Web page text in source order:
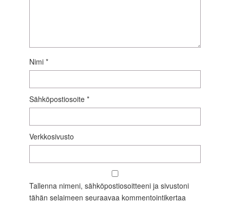
Nimi *
Sähköpostiosoite *
Verkkosivusto
Tallenna nimeni, sähköpostiosoitteeni ja sivustoni
tähän selaimeen seuraavaa kommentointikertaa